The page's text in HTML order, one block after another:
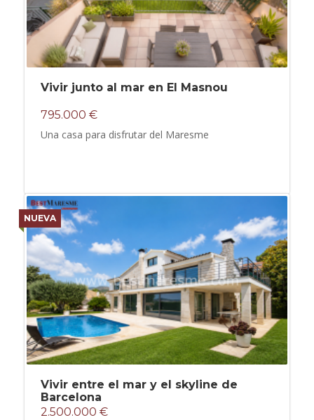
Vivir junto al mar en El Masnou
795.000 €
Una casa para disfrutar del Maresme
NUEVA
Vivir entre el mar y el skyline de
Barcelona
2.500.000 €